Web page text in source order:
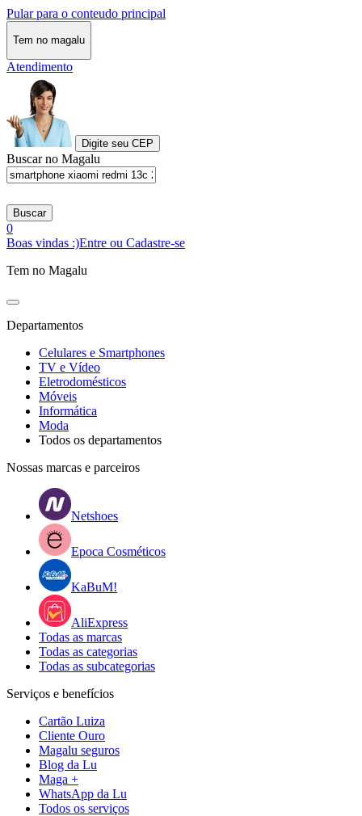
Pular para o conteudo principal
Tem no magalu
Atendimento
Digite seu CEP
Buscar no Magalu
Buscar
0
Boas vindas :)Entre ou Cadastre-se
Tem no Magalu
Departamentos
Celulares e Smartphones
TV e Vídeo
Eletrodomésticos
Móveis
Informática
Moda
Todos os departamentos
Nossas marcas e parceiros
Netshoes
Epoca Cosméticos
KaBuM!
AliExpress
Todas as marcas
Todas as categorias
Todas as subcategorias
Serviços e benefícios
Cartão Luiza
Cliente Ouro
Magalu seguros
Blog da Lu
Maga +
WhatsApp da Lu
Todos os serviços